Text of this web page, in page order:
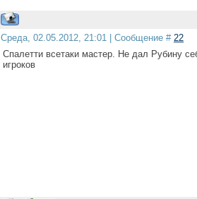
Среда, 02.05.2012, 21:01 | Сообщение # 22
Спалетти всетаки мастер. Не дал Рубину
игроков